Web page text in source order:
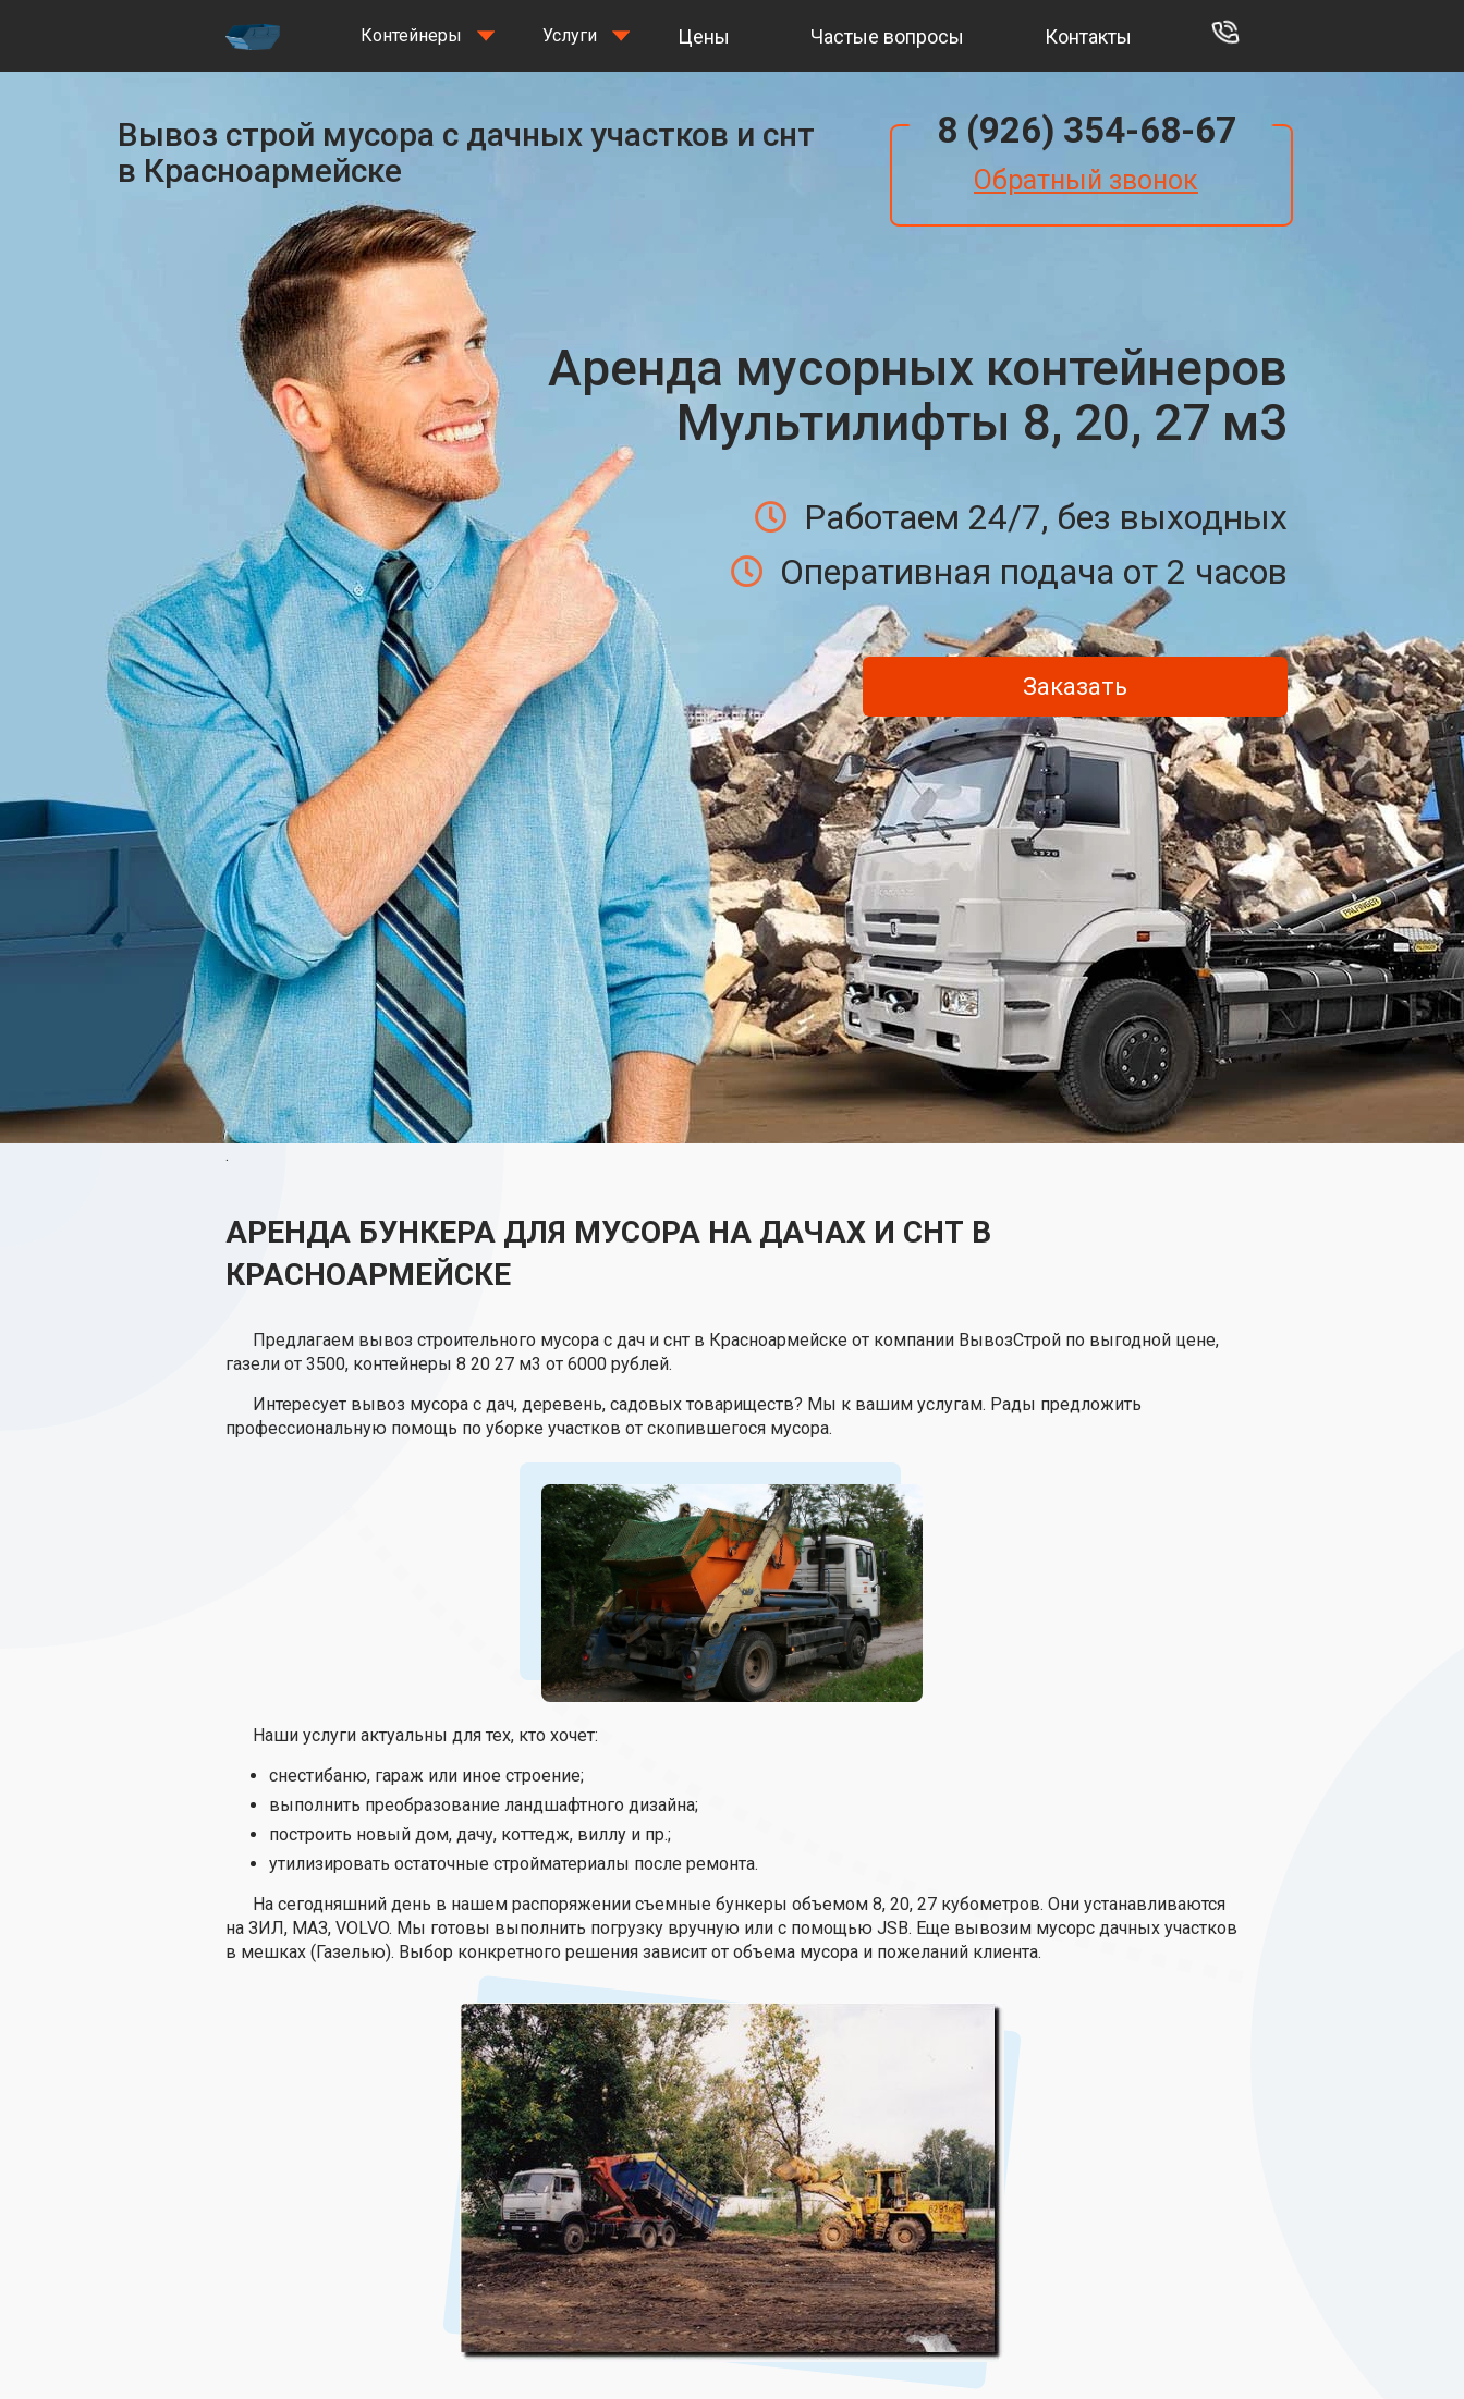
Контейнеры Услуги Цены Частые вопросы Контакты
Вывоз строй мусора с дачных участков и снт
в Красноармейске
8 (926) 354-68-67
Обратный звонок
Аренда мусорных контейнеров
Мультилифты 8, 20, 27 м3
Работаем 24/7, без выходных
Оперативная подача от 2 часов
Заказать
.
АРЕНДА БУНКЕРА ДЛЯ МУСОРА НА ДАЧАХ И СНТ В
КРАСНОАРМЕЙСКЕ
Предлагаем вывоз строительного мусора с дач и снт в Красноармейске от компании ВывозСтрой по выгодной цене,
газели от 3500, контейнеры 8 20 27 м3 от 6000 рублей.
Интересует вывоз мусора с дач, деревень, садовых товариществ? Мы к вашим услугам. Рады предложить
профессиональную помощь по уборке участков от скопившегося мусора.
Наши услуги актуальны для тех, кто хочет:
снестибаню, гараж или иное строение;
выполнить преобразование ландшафтного дизайна;
построить новый дом, дачу, коттедж, виллу и пр.;
утилизировать остаточные стройматериалы после ремонта.
На сегодняшний день в нашем распоряжении съемные бункеры объемом 8, 20, 27 кубометров. Они устанавливаются
на ЗИЛ, МАЗ, VOLVO. Мы готовы выполнить погрузку вручную или с помощью JSB. Еще вывозим мусорс дачных участков
в мешках (Газелью). Выбор конкретного решения зависит от объема мусора и пожеланий клиента.